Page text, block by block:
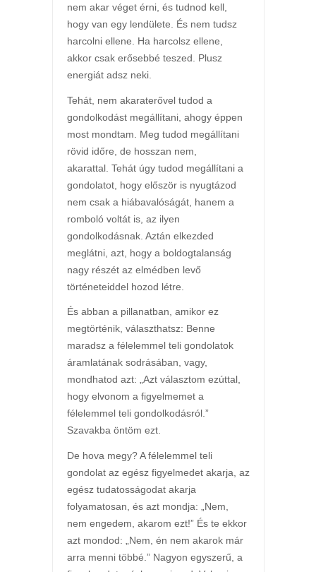
nem akar véget érni, és tudnod kell,
hogy van egy lendülete. És nem tudsz
harcolni ellene. Ha harcolsz ellene,
akkor csak erősebbé teszed. Plusz
energiát adsz neki.
Tehát, nem akaraterővel tudod a
gondolkodást megállítani, ahogy éppen
most mondtam. Meg tudod megállítani
rövid időre, de hosszan nem,
akarattal. Tehát úgy tudod megállítani a
gondolatot, hogy először is nyugtázod
nem csak a hiábavalóságát, hanem a
romboló voltát is, az ilyen
gondolkodásnak. Aztán elkezded
meglátni, azt, hogy a boldogtalanság
nagy részét az elmédben levő
történeteiddel hozod létre.
És abban a pillanatban, amikor ez
megtörténik, választhatsz: Benne
maradsz a félelemmel teli gondolatok
áramlatának sodrásában, vagy,
mondhatod azt: „Azt választom ezúttal,
hogy elvonom a figyelmemet a
félelemmel teli gondolkodásról.”
Szavakba öntöm ezt.
De hova megy? A félelemmel teli
gondolat az egész figyelmedet akarja, az
egész tudatosságodat akarja
folyamatosan, és azt mondja: „Nem,
nem engedem, akarom ezt!” És te ekkor
azt mondod: „Nem, én nem akarok már
arra menni többé.” Nagyon egyszerű, a